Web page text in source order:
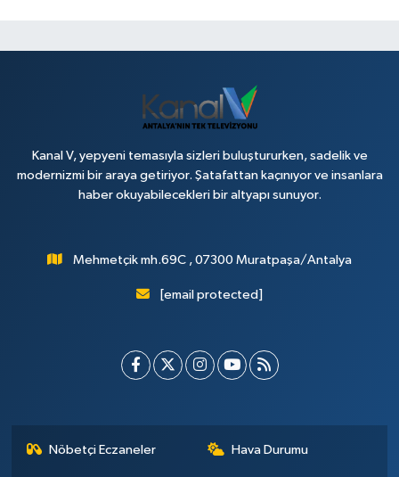
Kanal V, yepyeni temasıyla sizleri buluştururken, sadelik ve
modernizmi bir araya getiriyor. Şatafattan kaçınıyor ve insanlara
haber okuyabilecekleri bir altyapı sunuyor.
Mehmetçik mh.69C , 07300 Muratpaşa/Antalya
[email protected]
Nöbetçi Eczaneler Hava Durumu